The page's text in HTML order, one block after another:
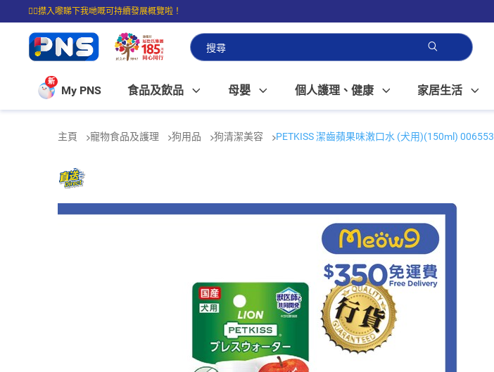
☝🏼㩒入嚟睇下我哋嘅可持續發展概覽啦！
⭐購物滿$399即享免費送貨；滿$100即可免費店取。
新
My PNS 食品及飲品 母嬰 個人護理、健康 家居生活
主頁 寵物食品及護理 狗用品 狗清潔美容 PETKISS 潔齒蘋果味潄口水 (犬用)(150ml) 006553